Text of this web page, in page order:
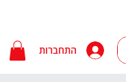
התחברות